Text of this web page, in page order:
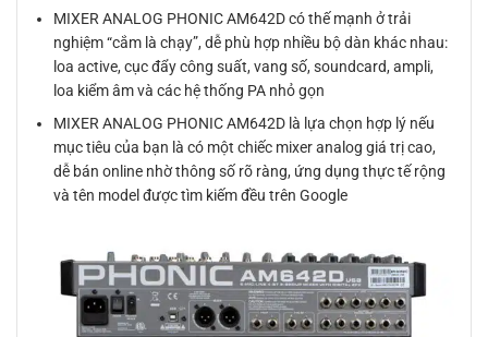
MIXER ANALOG PHONIC AM642D có thế mạnh ở trải
nghiệm “cắm là chạy”, dễ phù hợp nhiều bộ dàn khác nhau:
loa active, cục đẩy công suất, vang số, soundcard, ampli,
loa kiểm âm và các hệ thống PA nhỏ gọn
MIXER ANALOG PHONIC AM642D là lựa chọn hợp lý nếu
mục tiêu của bạn là có một chiếc mixer analog giá trị cao,
dễ bán online nhờ thông số rõ ràng, ứng dụng thực tế rộng
và tên model được tìm kiếm đều trên Google